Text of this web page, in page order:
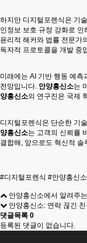
하지만 디지털포렌식은 기
인정보 보호 규정 강화로
윤리적 해커와 법률 전문가
독자적 프로토콜을 개발 중
미래에는 AI 기반 행동 예측
전망입니다. 안양흥신소는
양흥신소의 연구진은 국제
디지털포렌식은 단순한 기
양흥신소는 고객의 신뢰를
결합해, 앞으로도 혁신적
#디지털포렌식 #안양흥신
안양흥신소에서 알려주
안양흥신소: 연락 끊긴
댓글목록 0
등록된 댓글이 없습니다.